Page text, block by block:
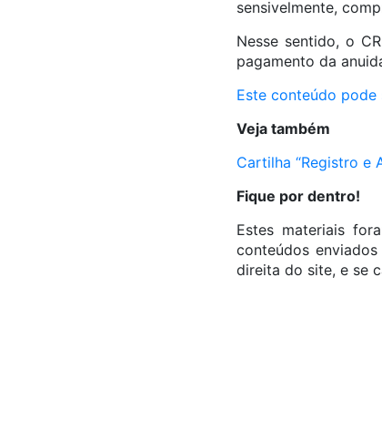
sensivelmente,
Nesse sentido, o
pagamento da
Este conteúdo
Veja também
Cartilha “Registro e
Fique por dentro!
Estes materiais
conteúdos
direita do site, e se